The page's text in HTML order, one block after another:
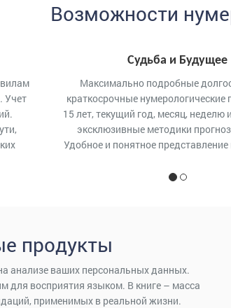
Возможности
Учет
Судьба и Будущее
Максимально подробные
краткосрочные нумерологические
15 лет, текущий год, месяц, неделю
эксклюзивные методики
Удобное и понятное
продукты
анализе ваших персональных данных.
для восприятия языком. В книге – масса
применимых в реальной жизни.